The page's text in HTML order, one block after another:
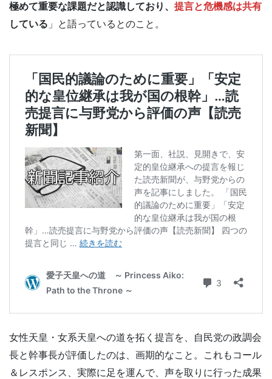
極めて重要な課題だと認識しており、 提言と危機感は共有
している 」と語っているとのこと。
女性天皇・女系天皇への道を拓く提言を、自民党の政調会
長と幹事長が評価したのは、画期的なこと。これもコール
＆レスポンス、実際に足を運んで、声を取りに行った成果